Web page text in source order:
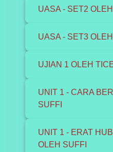
UASA - SET2
UASA - SET3
UJIAN 1 OLEH
UNIT 1 - CARA
SUFFI
UNIT 1 - ERAT
OLEH SUFFI